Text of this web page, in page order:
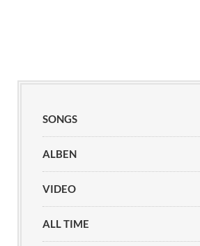
SONGS
ALBEN
VIDEO
ALL TIME